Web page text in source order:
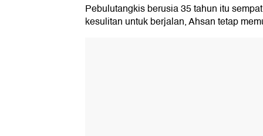
Pebulutangkis berusia 35 tahun itu
kesulitan untuk berjalan, Ahsan tetap